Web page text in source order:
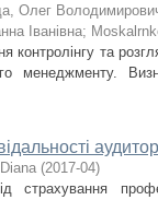
Олег
Іванівна;
контролінгу та
менеджменту.
(2017-04)